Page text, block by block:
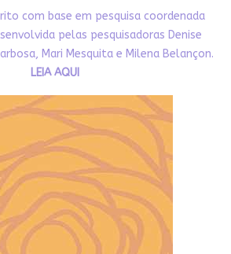
com base em pesquisa coordenada
pelas pesquisadoras Denise
Mari Mesquita e Milena Belançon.
LEIA AQUI